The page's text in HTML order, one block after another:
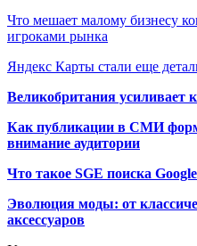
Что мешает малому бизнесу
игроками рынка
Яндекс Карты стали еще
Великобритания усиливает
Как публикации в СМИ
внимание аудитории
Что такое SGE поиска
Эволюция моды: от
аксессуаров